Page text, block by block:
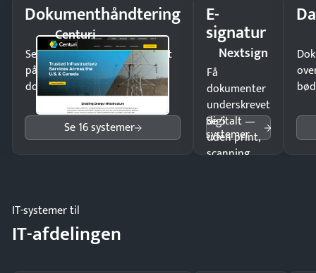
Dokumenthåndtering
Centuri
Send kontrakter til underskrift
på minutter og mist ingen
dokumenter.
Se 16 systemer
E-
signatur
Nextsign
Få
dokumenter
underskrevet
digitalt —
uden print,
scanning
Se 5
systemer
IT-systemer til
IT-afdelingen